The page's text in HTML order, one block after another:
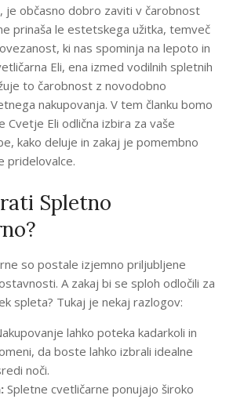
je občasno dobro zaviti v čarobnost
prinaša le estetskega užitka, temveč
ki nas spominja na lepoto in
Eli, ena izmed vodilnih spletnih
to čarobnost z novodobno
nakupovanja. V tem članku bomo
Cvetje Eli odlična izbira za vaše
kako deluje in zakaj je pomembno
pridelovalce.
Spletno
so postale izjemno priljubljene
A zakaj bi se sploh odločili za
spleta? Tukaj je nekaj razlogov:
lahko poteka kadarkoli in
da boste lahko izbrali idealne
noči.
Spletne cvetličarne ponujajo široko